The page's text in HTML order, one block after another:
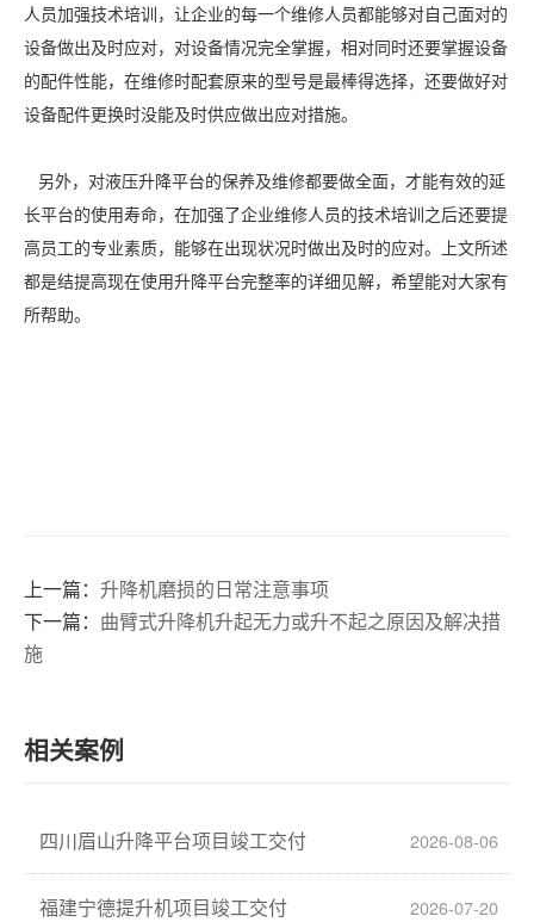
人员加强技术培训，让企业的每一个维修人员都能够对自己面对的
设备做出及时应对，对设备情况完全掌握，相对同时还要掌握设备
的配件性能，在维修时配套原来的型号是最棒得选择，还要做好对
设备配件更换时没能及时供应做出应对措施。
另外，对液压升降平台的保养及维修都要做全面，才能有效的延
长平台的使用寿命，在加强了企业维修人员的技术培训之后还要提
高员工的专业素质，能够在出现状况时做出及时的应对。上文所述
都是结提高现在使用升降平台完整率的详细见解，希望能对大家有
所帮助。
上一篇： 升降机磨损的日常注意事项
下一篇： 曲臂式升降机升起无力或升不起之原因及解决措
施
相关案例
四川眉山升降平台项目竣工交付 2026-08-06
福建宁德提升机项目竣工交付 2026-07-20